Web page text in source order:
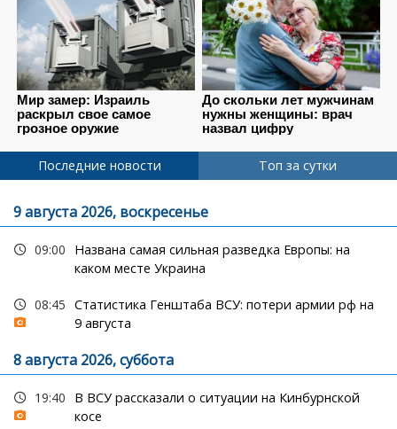
Последние новости Топ за сутки
9 августа 2026, воскресенье
09:00
Названа самая сильная разведка Европы: на
каком месте Украина
08:45 Статистика Генштаба ВСУ: потери армии рф на
9 августа
8 августа 2026, суббота
19:40
В ВСУ рассказали о ситуации на Кинбурнской
косе